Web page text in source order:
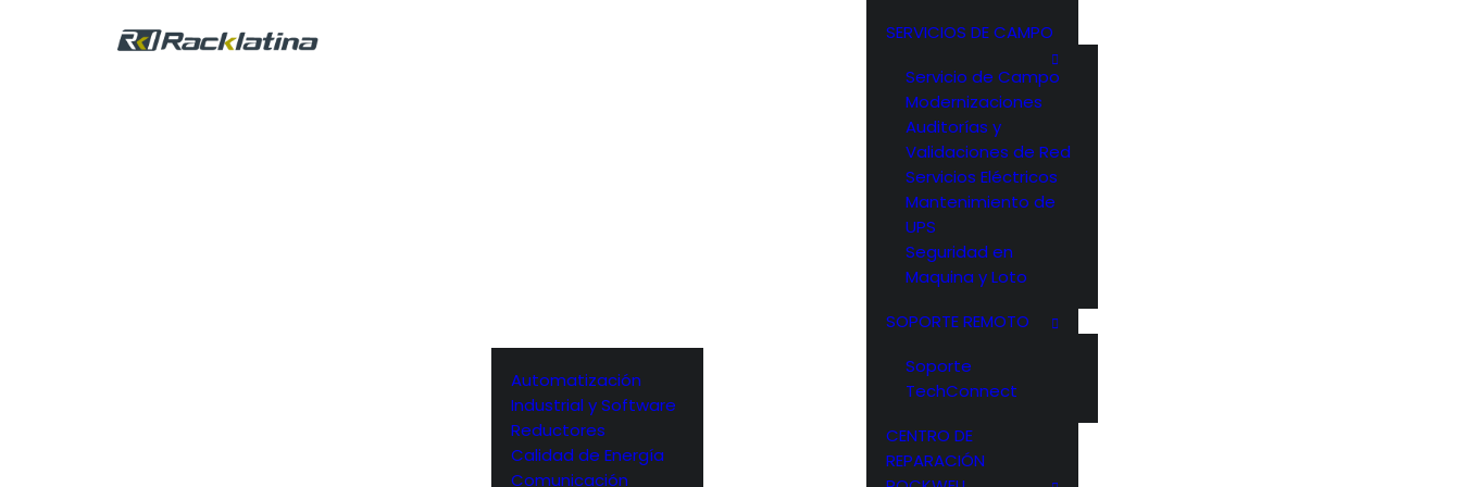
Automatización
Industrial y Software
Reductores
Calidad de Energía
Comunicación
SERVICIOS DE CAMPO
Servicio de Campo
Modernizaciones
Auditorías y
Validaciones de Red
Servicios Eléctricos
Mantenimiento de
UPS
Seguridad en
Maquina y Loto
SOPORTE REMOTO
Soporte
TechConnect
CENTRO DE
REPARACIÓN
Monitoreo
de condiciones